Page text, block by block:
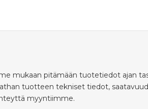
mukaan pitämään tuotetiedot ajan
tuotteen tekniset tiedot,
myyntiimme.